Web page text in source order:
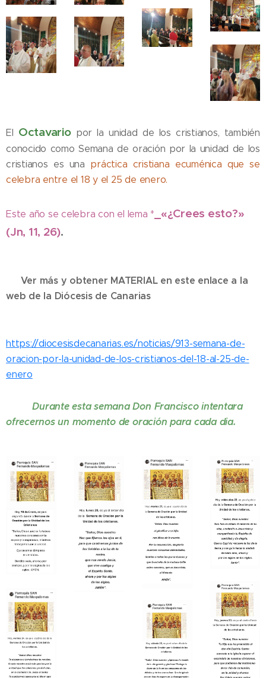
El Octavariopor la unidad de los cristianos, también
conocido como Semana de oración por la unidad de los
cristianos es una práctica cristiana ecuménica que se
celebra entre el 18 y el 25 de enero.
Este año se celebra con el lema *
_«¿Crees esto?»
(Jn, 11, 26).
Ver más y obtener MATERIAL en este enlace a la
web de la Diócesis de Canarias👇
https://diocesisdecanarias.es/noticias/913-semana-de-
oracion-por-la-unidad-de-los-cristianos-del-18-al-25-de-
enero
✨️🙏Durante esta semana Don Francisco intentara
ofrecernos un momento de oración para cada dia.